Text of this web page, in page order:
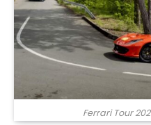
Ferrari Tour